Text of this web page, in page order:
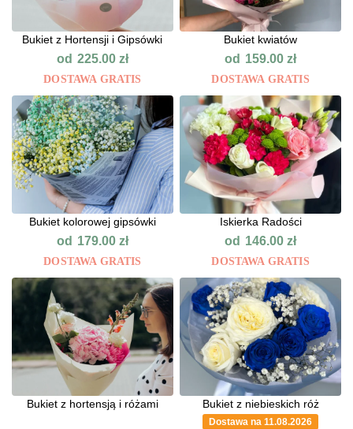
Bukiet z Hortensji i Gipsówki
od 225.00 zł
DOSTAWA GRATIS
Bukiet kwiatów
od 159.00zł
DOSTAWA GRATIS
Bukiet kolorowej gipsówki
od 179.00 zł
DOSTAWA GRATIS
Iskierka Radości
od 146.00zł
DOSTAWA GRATIS
Bukiet z hortensją i różami Bukiet z niebieskich róż
Dostawa na 11.08.2026